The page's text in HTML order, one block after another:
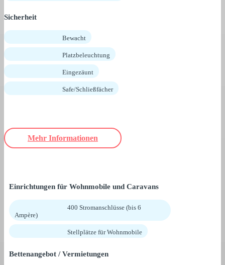
Sicherheit
Bewacht
Platzbeleuchtung
Eingezäunt
Safe/Schließfächer
Mehr Informationen
Einrichtungen für Wohnmobile und Caravans
400 Stromanschlüsse (bis 6
Ampère)
Stellplätze für Wohnmobile
Bettenangebot / Vermietungen